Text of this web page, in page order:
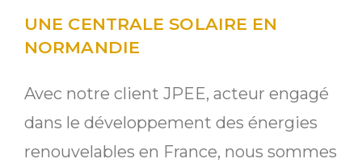
UNE CENTRALE SOLAIRE EN
NORMANDIE
Avec notre client JPEE, acteur engagé
dans le développement des énergies
renouvelables en France, nous sommes